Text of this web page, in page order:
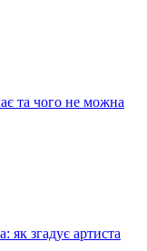
та чого не можна
як згадує артиста